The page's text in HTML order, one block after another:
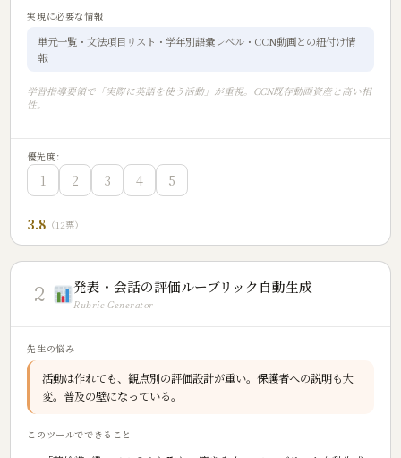
実現に必要な情報
単元一覧・文法項目リスト・学年別語彙レベル・CCN動画との紐付け情
報
学習指導要領で「実際に英語を使う活動」が重視。CCN既存動画資産と高い相
性。
優先度:
1 2 3 4 5
3.8 （12票）
2 発表・会話の評価ルーブリック自動生成
Rubric Generator
先生の悩み
活動は作れても、観点別の評価設計が重い。保護者への説明も大
変。普及の壁になっている。
このツールでできること